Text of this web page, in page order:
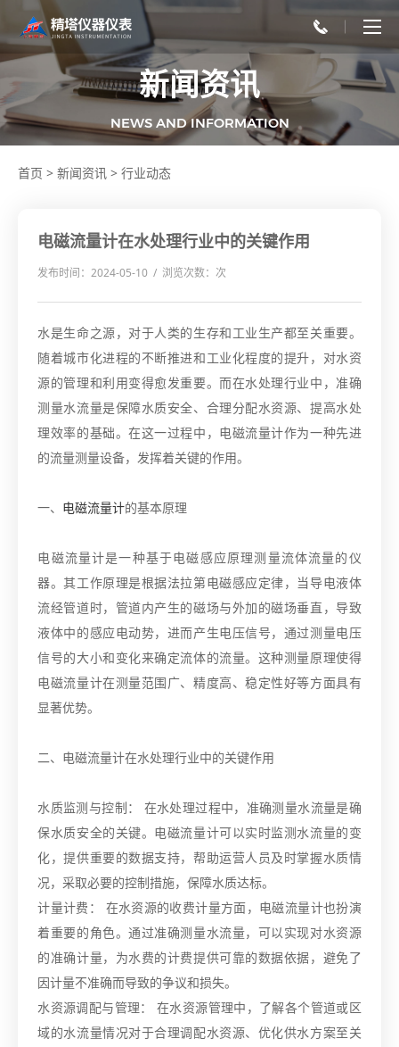
新闻资讯
NEWS AND INFORMATION
首页 > 新闻资讯 > 行业动态
电磁流量计在水处理行业中的关键作用
发布时间：2024-05-10 / 浏览次数： 次
水是生命之源，对于人类的生存和工业生产都至关重要。
随着城市化进程的不断推进和工业化程度的提升，对水资
源的管理和利用变得愈发重要。而在水处理行业中，准确
测量水流量是保障水质安全、合理分配水资源、提高水处
理效率的基础。在这一过程中，电磁流量计作为一种先进
的流量测量设备，发挥着关键的作用。
一、 电磁流量计的基本原理
电磁流量计是一种基于电磁感应原理测量流体流量的仪
器。其工作原理是根据法拉第电磁感应定律，当导电液体
流经管道时，管道内产生的磁场与外加的磁场垂直，导致
液体中的感应电动势，进而产生电压信号，通过测量电压
信号的大小和变化来确定流体的流量。这种测量原理使得
电磁流量计在测量范围广、精度高、稳定性好等方面具有
显著优势。
二、电磁流量计在水处理行业中的关键作用
水质监测与控制： 在水处理过程中，准确测量水流量是确
保水质安全的关键。电磁流量计可以实时监测水流量的变
化，提供重要的数据支持，帮助运营人员及时掌握水质情
况，采取必要的控制措施，保障水质达标。
计量计费： 在水资源的收费计量方面，电磁流量计也扮演
着重要的角色。通过准确测量水流量，可以实现对水资源
的准确计量，为水费的计费提供可靠的数据依据，避免了
因计量不准确而导致的争议和损失。
水资源调配与管理： 在水资源管理中，了解各个管道或区
域的水流量情况对于合理调配水资源、优化供水方案至关